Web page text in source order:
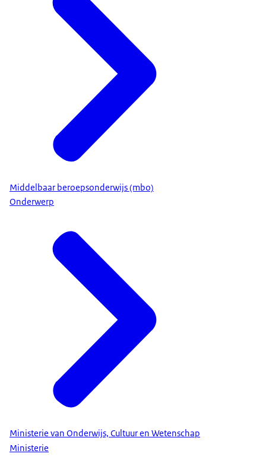
Middelbaar beroepsonderwijs (mbo)
Onderwerp
Ministerie van Onderwijs, Cultuur en Wetenschap
Ministerie